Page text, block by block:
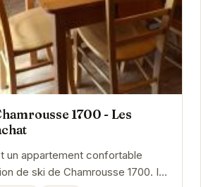
1700 - Les
un appartement confortable
de ski de Chamrousse 1700. Il